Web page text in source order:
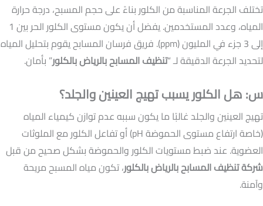
تختلف الجرعة المناسبة من الكلور بناءً على حجم المسبح، درجة حرارة
المياه، وعدد المستخدمين. يفضل أن يكون مستوى الكلور الحر بين 1
إلى 3 جزء في المليون (ppm). فريق فرسان المسابح يقوم بتحليل المياه
لتحديد الجرعة الدقيقة لـ “تنظيف المسابح بالرياض بالكلور” بأمان.
س: هل الكلور يسبب تهيج العينين والجلد؟
تهيج العينين والجلد غالبًا ما يكون سببه عدم توازن كيمياء المياه
(خاصة ارتفاع مستوى الحموضة pH) أو تفاعل الكلور مع الملوثات
العضوية. عند ضبط مستويات الكلور والحموضة بشكل صحيح من قبل
شركة تنظيف المسابح بالرياض بالكلور، تكون مياه المسبح مريحة
وآمنة.